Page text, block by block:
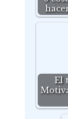
El